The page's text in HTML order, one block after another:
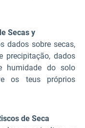
Secas y
dados sobre secas,
precipitação, dados
humidade do solo
os teus próprios
de Seca